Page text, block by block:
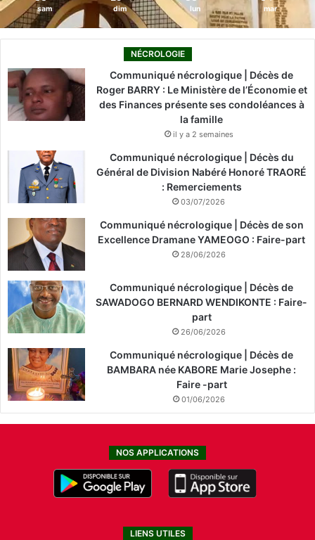
sam dim lun mar
NÉCROLOGIE
Communiqué nécrologique | Décès de
Roger BARRY : Le Ministère de l’Économie et
des Finances présente ses condoléances à
la famille
il y a 2 semaines
Communiqué nécrologique | Décès du
Général de Division Nabéré Honoré TRAORÉ
: Remerciements
03/07/2026
Communiqué nécrologique | Décès de son
Excellence Dramane YAMEOGO : Faire-part
28/06/2026
Communiqué nécrologique | Décès de
SAWADOGO BERNARD WENDIKONTE : Faire-
part
26/06/2026
Communiqué nécrologique | Décès de
BAMBARA née KABORE Marie Josephe :
Faire -part
01/06/2026
NOS APPLICATIONS
LIENS UTILES